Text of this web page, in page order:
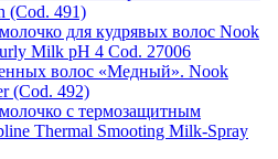
(Cod. 491)
для кудрявых волос Nook
Milk pH 4 Cod. 27006
волос «Медный». Nook
(Cod. 492)
с термозащитным
Thermal Smooting Milk-Spray